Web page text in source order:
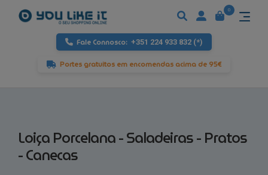
Fale Connosco: +351 224 933 832 (*)
Portes gratuitos em encomendas acima de 95€
0
Loiça Porcelana - Saladeiras - Pratos
- Canecas